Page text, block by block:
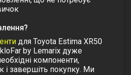
для Toyota Estima XR50
by Lemarix дуже
компоненти,
і завершіть покупку. Ми